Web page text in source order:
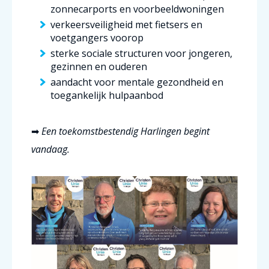
zonnecarports en voorbeeldwoningen
verkeersveiligheid met fietsers en
voetgangers voorop
sterke sociale structuren voor jongeren,
gezinnen en ouderen
aandacht voor mentale gezondheid en
toegankelijk hulpaanbod
➡Een toekomstbestendig Harlingen begint
vandaag.